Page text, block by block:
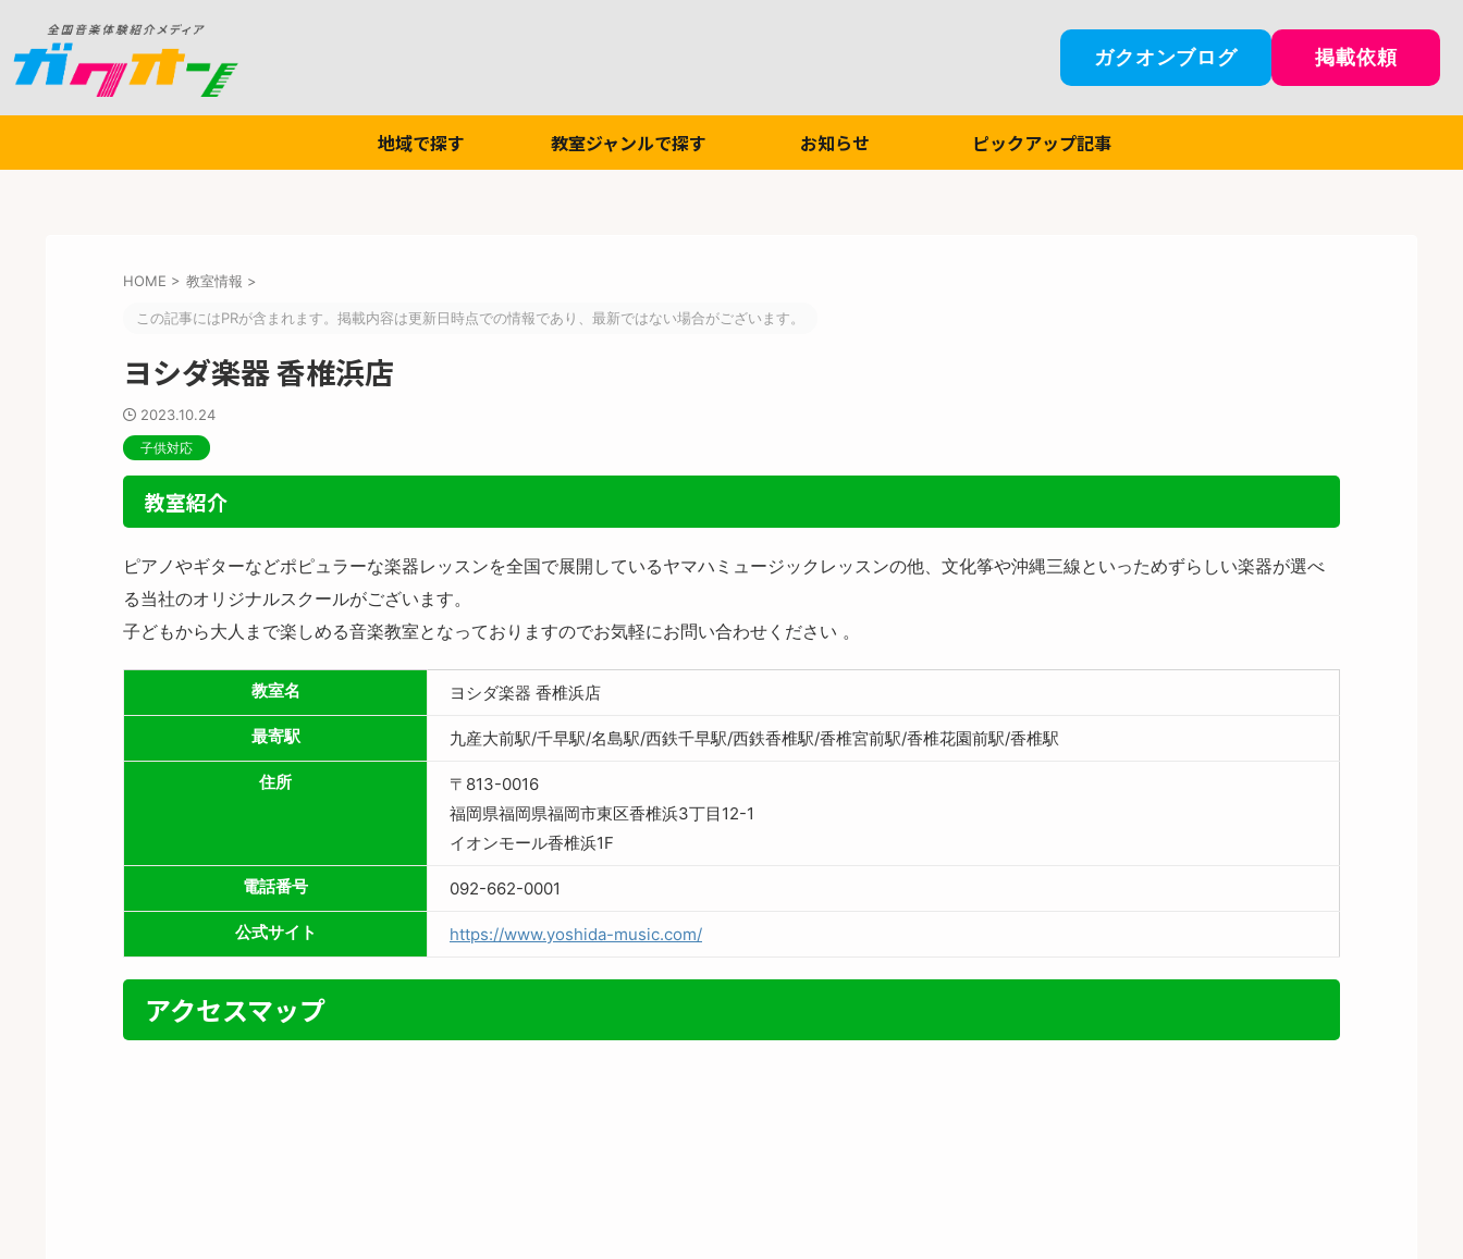
ガクオンブログ 掲載依頼
地域で探す 教室ジャンルで探す お知らせ ピックアップ記事
HOME > 教室情報 >
この記事にはPRが含まれます。掲載内容は更新日時点での情報であり、最新ではない場合がございます。
ヨシダ楽器 香椎浜店
2023.10.24
子供対応
教室紹介
ピアノやギターなどポピュラーな楽器レッスンを全国で展開しているヤマハミュージックレッスンの他、文化筝や沖縄三線といっためずらしい楽器が選べ
る当社のオリジナルスクールがございます。
子どもから大人まで楽しめる音楽教室となっておりますのでお気軽にお問い合わせください 。
教室名 ヨシダ楽器 香椎浜店
最寄駅 九産大前駅/千早駅/名島駅/西鉄千早駅/西鉄香椎駅/香椎宮前駅/香椎花園前駅/香椎駅
住所
〒813-0016
福岡県福岡県福岡市東区香椎浜3丁目12-1
イオンモール香椎浜1F
電話番号 092-662-0001
公式サイト https://www.yoshida-music.com/
アクセスマップ